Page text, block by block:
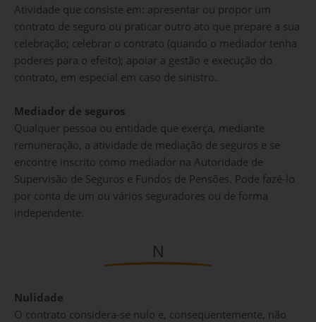
Atividade que consiste em: apresentar ou propor um
contrato de seguro ou praticar outro ato que prepare a sua
celebração; celebrar o contrato (quando o mediador tenha
poderes para o efeito); apoiar a gestão e execução do
contrato, em especial em caso de sinistro.
Mediador de seguros
Qualquer pessoa ou entidade que exerça, mediante
remuneração, a atividade de mediação de seguros e se
encontre inscrito como mediador na Autoridade de
Supervisão de Seguros e Fundos de Pensões. Pode fazê-lo
por conta de um ou vários seguradores ou de forma
independente.
N
Nulidade
O contrato considera-se nulo e, consequentemente, não